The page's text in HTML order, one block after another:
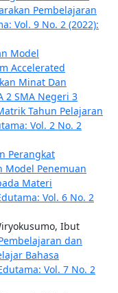
Pembelajaran
Vol. 9 No. 2 (2022):
Model
Accelerated
Minat Dan
2 SMA Negeri 3
Tahun Pelajaran
Vol. 2 No. 2
Perangkat
Model Penemuan
Materi
Vol. 6 No. 2
Ibut
dan
Bahasa
Vol. 7 No. 2